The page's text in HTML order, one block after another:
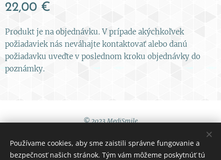
22,00 €
Produkt je na objednávku. V prípade akýchkoľvek
požiadaviek nás neváhajte kontaktovať alebo danú
požiadavku uveďte v poslednom kroku objednávky do
poznámky.
© 2023 MediSmile
Obchodné podmienky Cookies
Používame cookies, aby sme zaistili správne fungovanie a
bezpečnosť našich stránok. Tým vám môžeme poskytnúť tú